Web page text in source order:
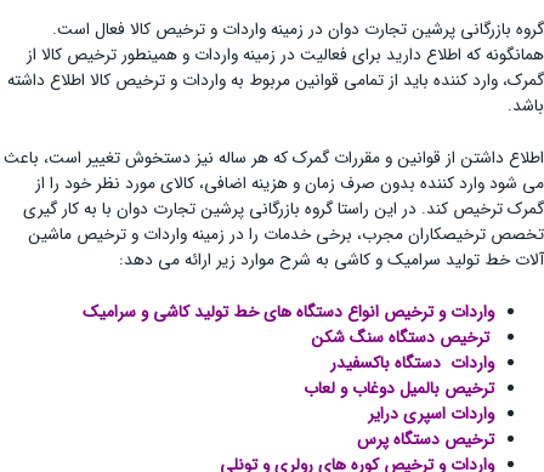
گروه بازرگانی پرشین تجارت دوان در زمینه واردات و ترخیص کالا فعال است.
همانگونه که اطلاع دارید برای فعالیت در زمینه واردات و همینطور ترخیص کالا از
گمرک، وارد کننده باید از تمامی قوانین مربوط به واردات و ترخیص کالا اطلاع داشته
باشد.
اطلاع داشتن از قوانین و مقررات گمرک که هر ساله نیز دستخوش تغییر است، باعث
می شود وارد کننده بدون صرف زمان و هزینه اضافی، کالای مورد نظر خود را از
گمرک ترخیص کند. در این راستا گروه بازرگانی پرشین تجارت دوان با به کار گیری
تخصص ترخیصکاران مجرب، برخی خدمات را در زمینه واردات و ترخیص ماشین
آلات خط تولید سرامیک و کاشی به شرح موارد زیر ارائه می دهد:
واردات و ترخیص انواع دستگاه های خط تولید کاشی و سرامیک
ترخیص دستگاه سنگ شکن
واردات دستگاه باکسفیدر
ترخیص بالمیل دوغاب و لعاب
واردات اسپری درایر
ترخیص دستگاه پرس
واردات و ترخیص کوره های رولری و تونلی